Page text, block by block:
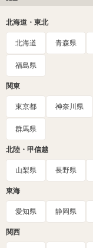
北海道・東北
北海道 青森県
福島県
関東
東京都 神奈川県
群馬県
北陸・甲信越
山梨県 長野県
東海
愛知県 静岡県
関西